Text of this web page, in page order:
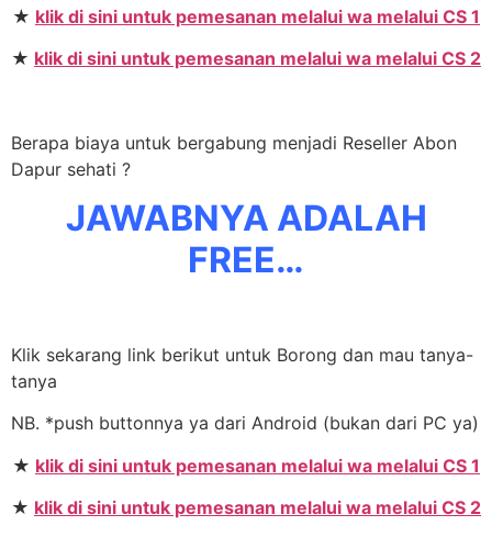
★ klik di sini untuk pemesanan melalui wa melalui CS 1
★ klik di sini untuk pemesanan melalui wa melalui CS 2
Berapa biaya untuk bergabung menjadi Reseller Abon
Dapur sehati ?
JAWABNYA ADALAH
FREE…
Klik sekarang link berikut untuk Borong dan mau tanya-
tanya
NB. *push buttonnya ya dari Android (bukan dari PC ya)
★ klik di sini untuk pemesanan melalui wa melalui CS 1
★ klik di sini untuk pemesanan melalui wa melalui CS 2